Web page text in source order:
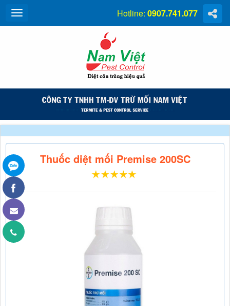
Hotline: 0907.741.077
Thuốc diệt mối Premise 200SC